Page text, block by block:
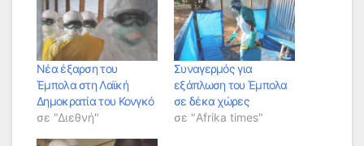
Νέα έξαρση του
Έμπολα στη Λαϊκή
Δημοκρατία του Κονγκό
σε "Διεθνή"
Συναγερμός για
εξάπλωση του Έμπολα
σε δέκα χώρες
σε "Afrika times"